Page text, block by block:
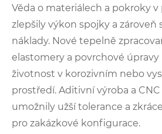
Věda o materiálech a pokroky v
zlepšily výkon spojky a zároveň
náklady. Nové tepelně
elastomery a povrchové
životnost v korozivním nebo
prostředí. Aditivní výroba a
umožnily užší tolerance a
pro zakázkové konfigurace.